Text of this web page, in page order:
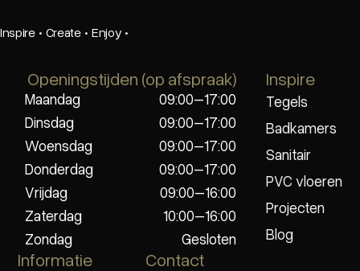
Inspire · Create · Enjoy ·
Openingstijden (op afspraak)
Maandag
09:00–17:00
Dinsdag
09:00–17:00
Woensdag
09:00–17:00
Donderdag
09:00–17:00
Vrijdag
09:00–16:00
Zaterdag
10:00–16:00
Zondag
Gesloten
Inspire
Tegels
Badkamers
Sanitair
PVC vloeren
Projecten
Blog
Informatie Contact